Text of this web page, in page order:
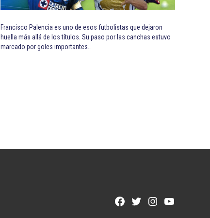
Francisco Palencia es uno de esos futbolistas que dejaron
huella más allá de los títulos. Su paso por las canchas estuvo
marcado por goles importantes…
Facebook
TwitterInstagram
YouTube